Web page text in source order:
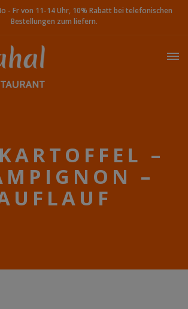
- Fr von 11-14 Uhr, 10% Rabatt bei telefonischen
Bestellungen zum liefern.
–
–